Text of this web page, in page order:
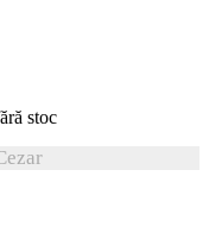
stoc